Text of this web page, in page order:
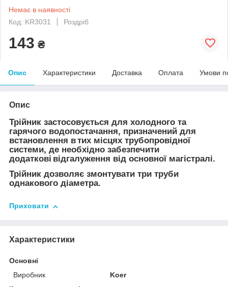
Немає в наявності
Код: KR3031
Роздріб
143 ₴
Опис Характеристики Доставка Оплата Умови
Опис
Трійник застосовується для холодного та
гарячого водопостачання, призначений для
встановлення в тих місцях трубопровідної
системи, де необхідно забезпечити
додаткові відгалуження від основної магістралі.
Трійник дозволяє змонтувати три труби
однакового діаметра.
Приховати
Характеристики
Основні
Виробник
Koer